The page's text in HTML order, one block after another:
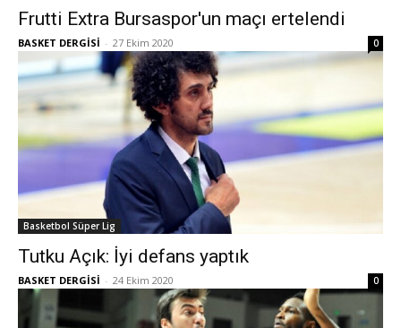
Frutti Extra Bursaspor'un maçı ertelendi
BASKET DERGİSİ - 27 Ekim 2020 0
Basketbol Süper Lig
Tutku Açık: İyi defans yaptık
BASKET DERGİSİ - 24 Ekim 2020 0